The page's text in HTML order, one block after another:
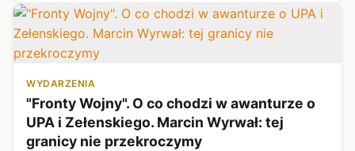
WYDARZENIA
"Fronty Wojny". O co chodzi w awanturze o
UPA i Zełenskiego. Marcin Wyrwał: tej
granicy nie przekroczymy